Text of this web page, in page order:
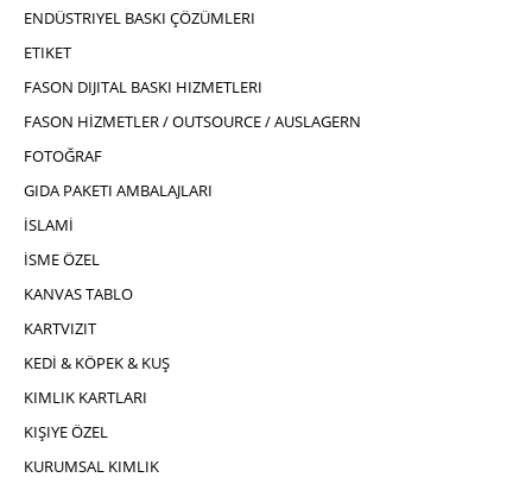
ENDÜSTRIYEL BASKI ÇÖZÜMLERI
ETIKET
FASON DIJITAL BASKI HIZMETLERI
FASON HİZMETLER / OUTSOURCE / AUSLAGERN
FOTOĞRAF
GIDA PAKETI AMBALAJLARI
İSLAMİ
İSME ÖZEL
KANVAS TABLO
KARTVIZIT
KEDİ & KÖPEK & KUŞ
KIMLIK KARTLARI
KIŞIYE ÖZEL
KURUMSAL KIMLIK